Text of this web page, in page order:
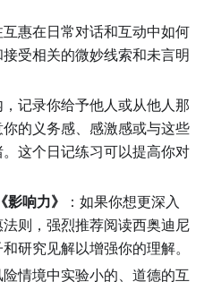
互惠在日常对话和互动中如何
受相关的微妙线索和未言明
，记录你给予他人或从他人那
的义务感、感激感或与这些
这个日记练习可以提高你对
响力》
：如果你想更深入
则，强烈推荐阅读西奥迪尼
研究见解以增强你的理解。
情境中实验小的、道德的互